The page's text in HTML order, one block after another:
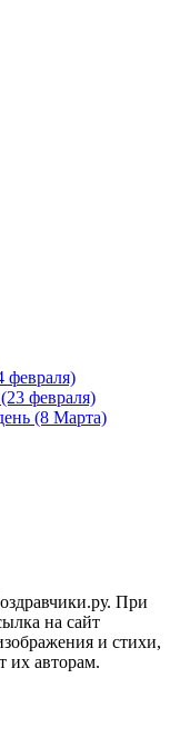
февраля)
февраля)
(8 Марта)
При
на сайт
и стихи,
их авторам.